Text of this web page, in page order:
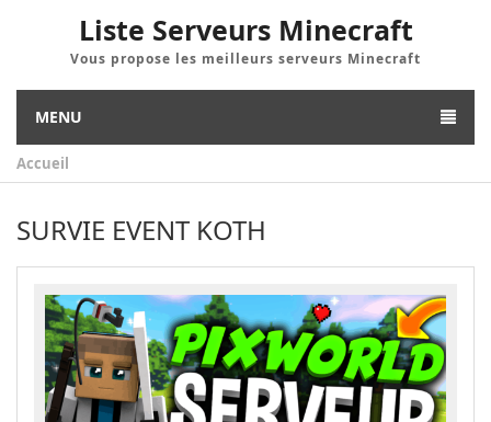
Liste Serveurs Minecraft
Vous propose les meilleurs serveurs Minecraft
MENU
Accueil
SURVIE EVENT KOTH